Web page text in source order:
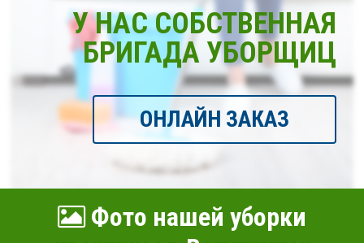
У НАС СОБСТВЕННАЯ
БРИГАДА УБОРЩИЦ
ОНЛАЙН ЗАКАЗ
Фото нашей уборки